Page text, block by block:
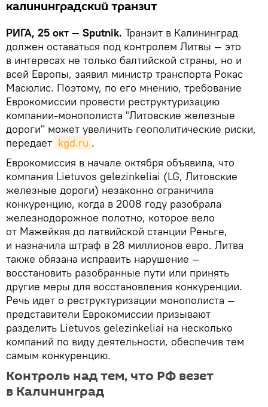
калининградский транзит
РИГА, 25 окт — Sputnik. Транзит в Калининград
должен оставаться под контролем Литвы — это
в интересах не только балтийской страны, но и
всей Европы, заявил министр транспорта Рокас
Масюлис. Поэтому, по его мнению, требование
Еврокомиссии провести реструктуризацию
компании-монополиста "Литовские железные
дороги" может увеличить геополитические риски,
передает kgd.ru .
Еврокомиссия в начале октября объявила, что
компания Lietuvos gelezinkeliai (LG, Литовские
железные дороги) незаконно ограничила
конкуренцию, когда в 2008 году разобрала
железнодорожное полотно, которое вело
от Мажейкяя до латвийской станции Реньге,
и назначила штраф в 28 миллионов евро. Литва
также обязана исправить нарушение —
восстановить разобранные пути или принять
другие меры для восстановления конкуренции.
Речь идет о реструктуризации монополиста —
представители Еврокомиссии призывают
разделить Lietuvos gelezinkeliai на несколько
компаний по виду деятельности, обеспечив тем
самым конкуренцию.
Контроль над тем, что РФ везет
в Калининград